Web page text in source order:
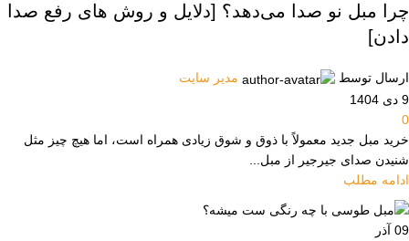
چرا مبل نو صدا می‌دهد؟ [دلایل و روش های رفع صدا
دادن]
ارسال توسط
مدیر سایت
9 دی 1404
0
خرید مبل جدید معمولاً با ذوق و شوق زیادی همراه است، اما هیچ چیز مثل
شنیدن صدای جیرجیر از مبل...
ادامه مطلب
09 آذر